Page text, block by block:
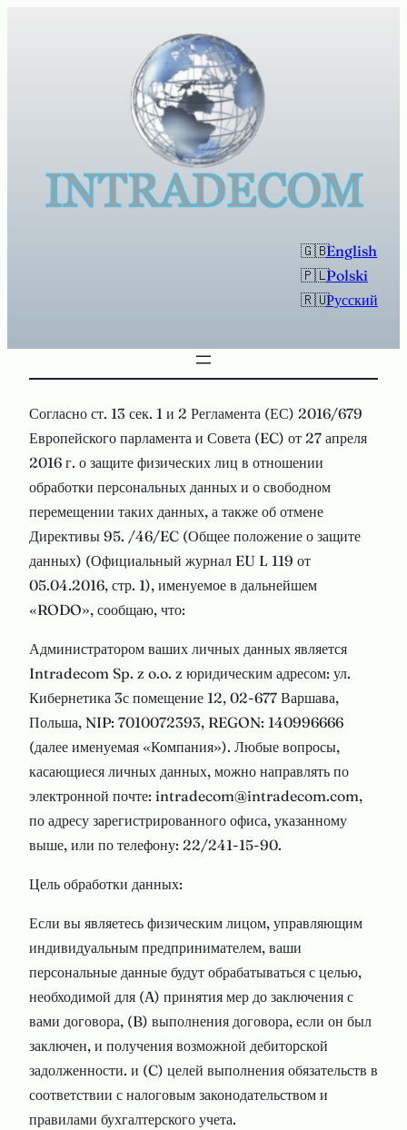
English
Polski
Русский
Согласно ст. 13 сек. 1 и 2 Регламента (ЕС) 2016/679
Европейского парламента и Совета (EC) от 27 апреля
2016 г. о защите физических лиц в отношении
обработки персональных данных и о свободном
перемещении таких данных, а также об отмене
Директивы 95. /46/EC (Общее положение о защите
данных) (Официальный журнал EU L 119 от
05.04.2016, стр. 1), именуемое в дальнейшем
«RODO», сообщаю, что:
Администратором ваших личных данных является
Intradecom Sp. z o.o. z юридическим адресом: ул.
Кибернетика 3с помещение 12, 02-677 Варшава,
Польша, NIP: 7010072393, REGON: 140996666
(далее именуемая «Компания»). Любые вопросы,
касающиеся личных данных, можно направлять по
электронной почте: intradecom@intradecom.com,
по адресу зарегистрированного офиса, указанному
выше, или по телефону: 22/241-15-90.
Цель обработки данных:
Если вы являетесь физическим лицом, управляющим
индивидуальным предпринимателем, ваши
персональные данные будут обрабатываться с целью,
необходимой для (A) принятия мер до заключения с
вами договора, (B) выполнения договора, если он был
заключен, и получения возможной дебиторской
задолженности. и (C) целей выполнения обязательств в
соответствии с налоговым законодательством и
правилами бухгалтерского учета.